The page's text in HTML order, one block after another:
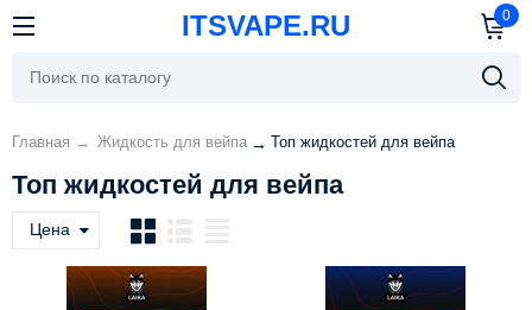
ITSVAPE.RU 0
Главная → Жидкость для вейпа → Топ жидкостей для вейпа
Топ жидкостей для вейпа
Цена